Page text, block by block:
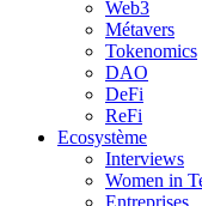
Web3
Métavers
Tokenomics
DAO
DeFi
ReFi
Ecosystème
Interviews
Women in
Entreprises